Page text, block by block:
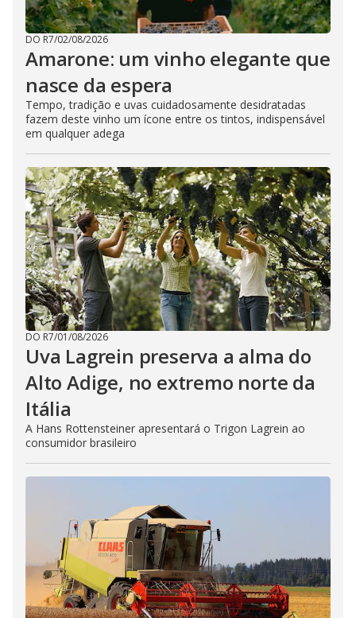
DO R7/02/08/2026
Amarone: um vinho elegante que
nasce da espera
Tempo, tradição e uvas cuidadosamente desidratadas
fazem deste vinho um ícone entre os tintos, indispensável
em qualquer adega
DO R7/01/08/2026
Uva Lagrein preserva a alma do
Alto Adige, no extremo norte da
Itália
A Hans Rottensteiner apresentará o Trigon Lagrein ao
consumidor brasileiro